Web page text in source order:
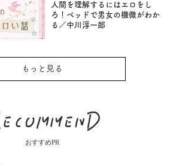
人間を理解するにはエロをし
ろ！ベッドで男女の機微がわか
る／中川淳一郎
もっと見る
おすすめPR